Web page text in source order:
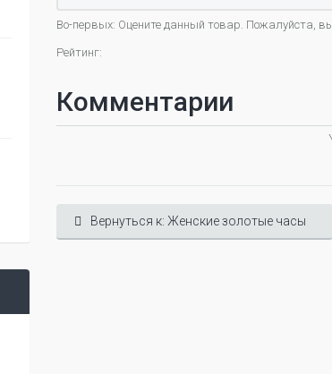
Во-первых: Оцените данный товар. Пожалуйста,
Рейтинг:
Комментарии
Вернуться к: Женские золотые часы